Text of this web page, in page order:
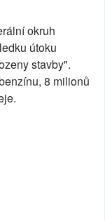
okruh
útoku
stavby".
8 milionů